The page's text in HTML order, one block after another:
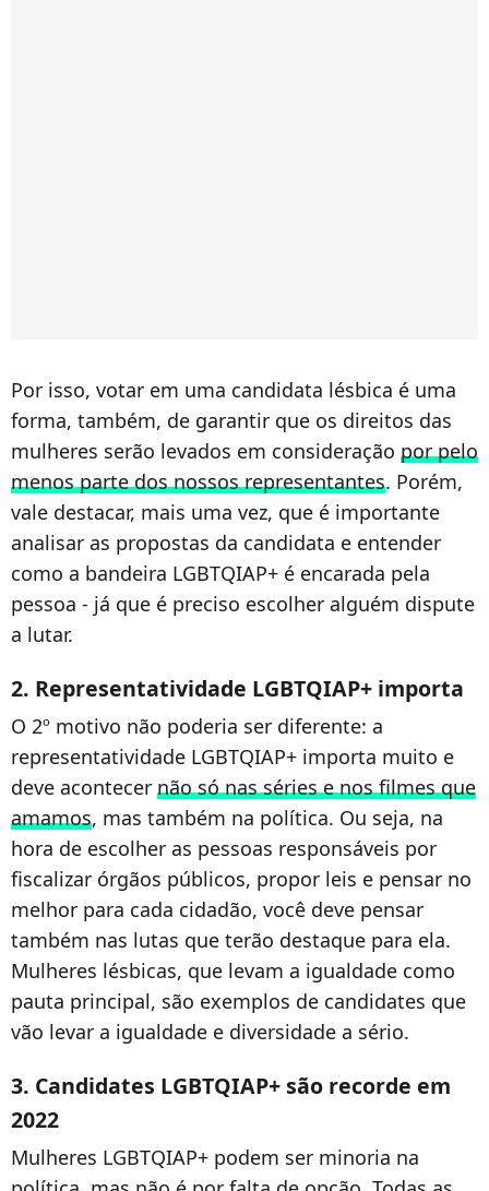
Por isso, votar em uma candidata lésbica é uma
forma, também, de garantir que os direitos das
mulheres serão levados em consideração por pelo
menos parte dos nossos representantes. Porém,
vale destacar, mais uma vez, que é importante
analisar as propostas da candidata e entender
como a bandeira LGBTQIAP+ é encarada pela
pessoa - já que é preciso escolher alguém dispute
a lutar.
2. Representatividade LGBTQIAP+ importa
O 2º motivo não poderia ser diferente: a
representatividade LGBTQIAP+ importa muito e
deve acontecer não só nas séries e nos filmes que
amamos, mas também na política. Ou seja, na
hora de escolher as pessoas responsáveis por
fiscalizar órgãos públicos, propor leis e pensar no
melhor para cada cidadão, você deve pensar
também nas lutas que terão destaque para ela.
Mulheres lésbicas, que levam a igualdade como
pauta principal, são exemplos de candidates que
vão levar a igualdade e diversidade a sério.
3. Candidates LGBTQIAP+ são recorde em
2022
Mulheres LGBTQIAP+ podem ser minoria na